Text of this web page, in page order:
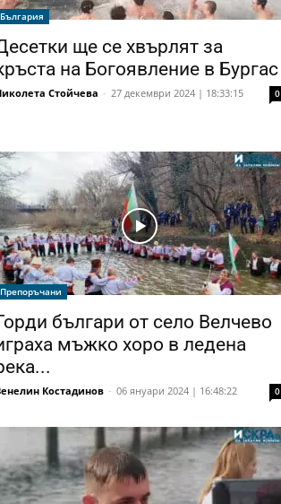
България
ще се хвърлят за
на Богоявление в Бургас
Стойчева - 27 декември 2024 | 18:33:15 0
Препоръчани
българи от село Велчево
мъжко хоро в ледена
Костадинов - 06 януари 2024 | 16:48:22 0